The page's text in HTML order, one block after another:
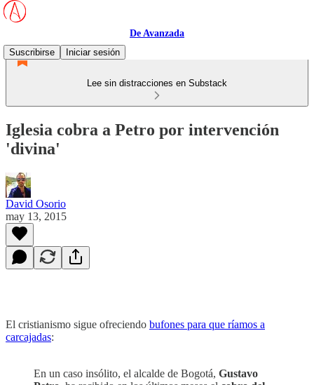
De Avanzada
Suscribirse
Iniciar sesión
Lee sin distracciones en Substack
Iglesia cobra a Petro por intervención
'divina'
David Osorio
may 13, 2015
El cristianismo sigue ofreciendo bufones para que ríamos a
carcajadas:
En un caso insólito, el alcalde de Bogotá, Gustavo